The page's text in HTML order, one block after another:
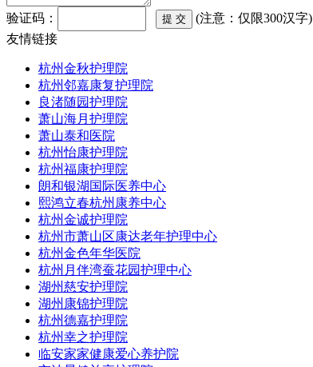
验证码：
(注意：仅限300汉字)
友情链接
杭州金秋护理院
杭州邻嘉康复护理院
良渚随园护理院
萧山海月护理院
萧山泰和医院
杭州怡康护理院
杭州福康护理院
朗和银湖国际医养中心
熙鸿立春杭州康养中心
杭州金诚护理院
杭州市萧山区康达老年护理中心
杭州金色年华医院
杭州月伴湾蚕花园护理中心
湖州慈安护理院
湖州康锦护理院
杭州德嘉护理院
杭州幸之护理院
临安家家健康爱心养护院